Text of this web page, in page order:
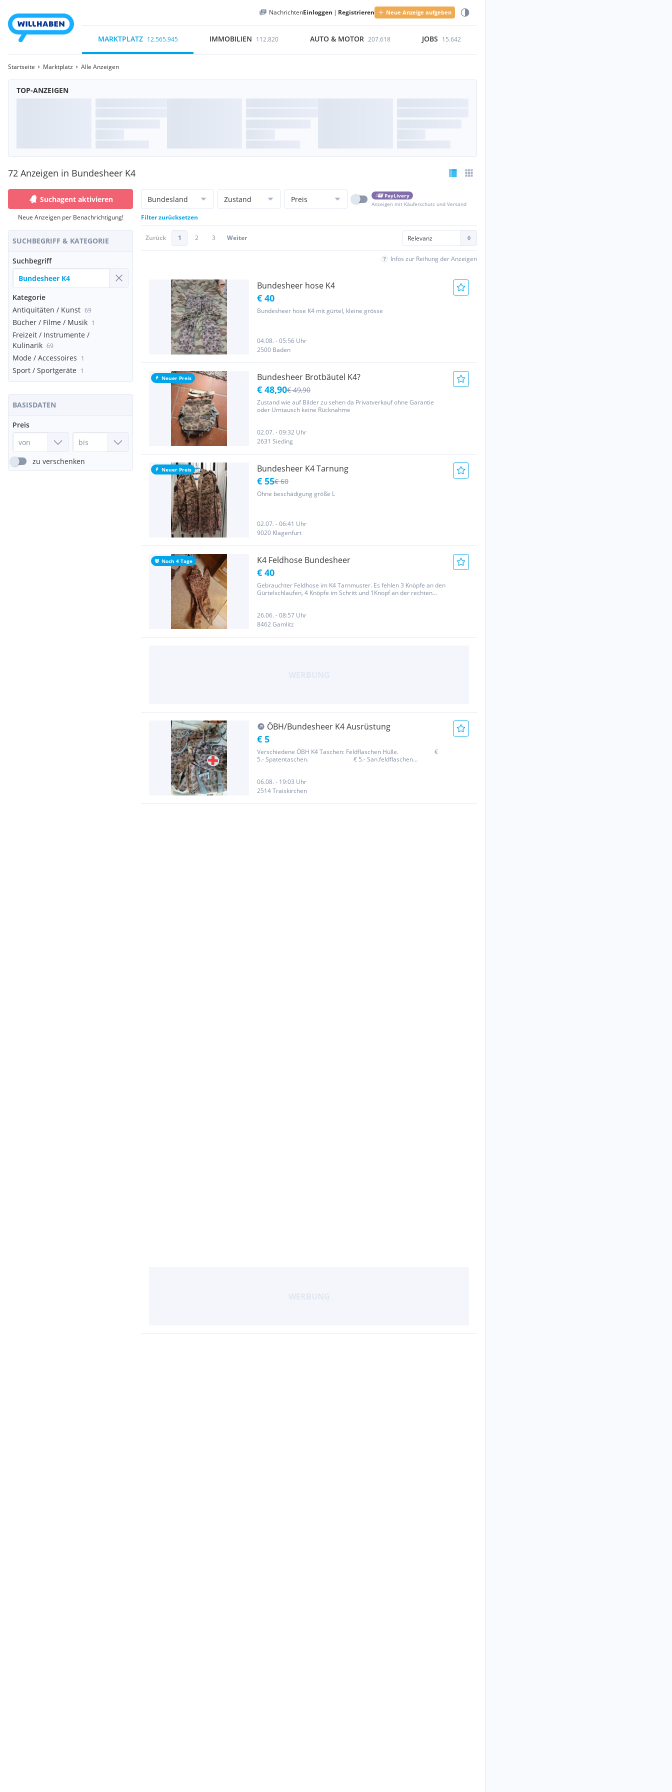
NachrichtenEinloggen | Registrieren Neue Anzeige aufgeben
MARKTPLATZ 12.565.945 IMMOBILIEN 112.820 AUTO & MOTOR 207.618 JOBS 15.642
Startseite Marktplatz Alle Anzeigen
TOP-ANZEIGEN
72 Anzeigen in Bundesheer K4
Suchagent aktivieren
Neue Anzeigen per Benachrichtigung!
SUCHBEGRIFF & KATEGORIE
Suchbegriff
Kategorie
Antiquitäten / Kunst 69
Bücher / Filme / Musik 1
Freizeit / Instrumente /
Kulinarik 69
Mode / Accessoires 1
Sport / Sportgeräte 1
BASISDATEN
Preis
zu verschenken
Bundesland Zustand Preis
PayLivery
Anzeigen mit Käuferschutz und Versand
Filter zurücksetzen
Zurück 1 2 3 Weiter
Infos zur Reihung der Anzeigen
Bundesheer hose K4
€ 40
Bundesheer hose K4 mit gürtel, kleine grösse
04.08. - 05:56 Uhr
2500 Baden
Neuer Preis Bundesheer Brotbäutel K4?
€ 48,90€ 49,90
Zustand wie auf Bilder zu sehen da Privatverkauf ohne Garantie
oder Umtausch keine Rücknahme
02.07. - 09:32 Uhr
2631 Sieding
Neuer Preis Bundesheer K4 Tarnung
€ 55€ 60
Ohne beschädigung größe L
02.07. - 06:41 Uhr
9020 Klagenfurt
Noch 4 Tage K4 Feldhose Bundesheer
€ 40
Gebrauchter Feldhose im K4 Tarnmuster. Es fehlen 3 Knöpfe an den
Gürtelschlaufen, 4 Knöpfe im Schritt und 1Knopf an der rechten
26.06. - 08:57 Uhr
8462 Gamlitz
ÖBH/Bundesheer K4 Ausrüstung
€ 5
Verschiedene ÖBH K4 Taschen: Feldflaschen Hülle. €
5.- Spatentaschen. € 5.- San.feldflaschen
06.08. - 19:03 Uhr
2514 Traiskirchen